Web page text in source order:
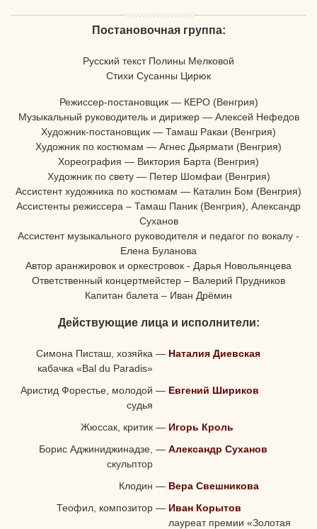
Постановочная группа:
Русский текст Полины Мелковой
Стихи Сусанны Цирюк
Режиссер-постановщик — КЕРО (Венгрия)
Музыкальный руководитель и дирижер — Алексей Нефедов
Художник-постановщик — Тамаш Ракаи (Венгрия)
Художник по костюмам — Агнес Дьярмати (Венгрия)
Хореография — Виктория Барта (Венгрия)
Художник по свету — Петер Шомфаи (Венгрия)
Ассистент художника по костюмам — Каталин Бом (Венгрия)
Ассистенты режиссера – Тамаш Паник (Венгрия), Александр
Суханов
Ассистент музыкального руководителя и педагог по вокалу -
Елена Буланова
Автор аранжировок и оркестровок - Дарья Новольянцева
Ответственный концертмейстер – Валерий Прудников
Капитан балета – Иван Дрёмин
Действующие лица и исполнители:
Симона Писташ, хозяйка
кабачка «Bal du Paradis»
— Наталия Диевская
Аристид Форестье, молодой
судья
— Евгений Шириков
Жюссак, критик — Игорь Кроль
Борис Аджиниджинадзе,
скульптор
— Александр Суханов
Клодин — Вера Свешникова
Теофил, композитор — Иван Корытов
лауреат премии «Золотая